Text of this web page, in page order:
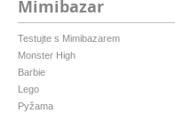
Mimibazar
Testujte s Mimibazarem
Monster High
Barbie
Lego
Pyžama